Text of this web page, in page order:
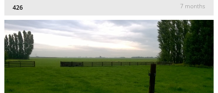
426 7 months